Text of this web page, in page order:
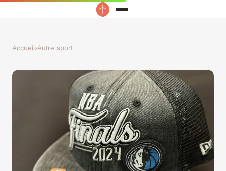
Accueil›Autre sport